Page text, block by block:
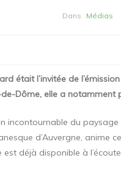
Dans Médias
était l’invitée de
Dôme, elle a notamment
incontournable du
d’Auvergne, anime
déjà disponible à